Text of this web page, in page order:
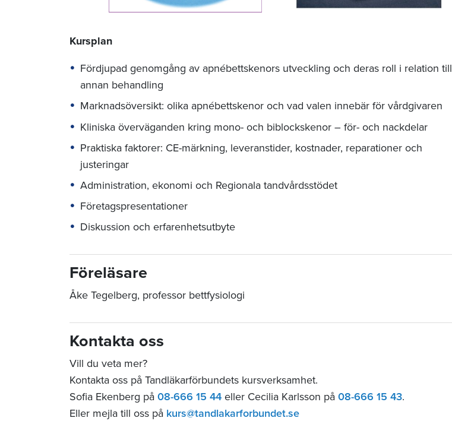
Kursplan
Fördjupad genomgång av apnébettskenors utveckling och deras roll i relation till
annan behandling
Marknadsöversikt: olika apnébettskenor och vad valen innebär för vårdgivaren
Kliniska överväganden kring mono- och biblockskenor – för- och nackdelar
Praktiska faktorer: CE-märkning, leveranstider, kostnader, reparationer och
justeringar
Administration, ekonomi och Regionala tandvårdsstödet
Företagspresentationer
Diskussion och erfarenhetsutbyte
Föreläsare
Åke Tegelberg, professor bettfysiologi
Kontakta oss
Vill du veta mer?
Kontakta oss på Tandläkarförbundets kursverksamhet.
Sofia Ekenberg på 08-666 15 44 eller Cecilia Karlsson på 08-666 15 43.
Eller mejla till oss på kurs@tandlakarforbundet.se